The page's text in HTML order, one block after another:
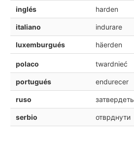
inglés harden
italiano indurare
luxemburgués häerden
polaco twardnieć
portugués endurecer
ruso затвердеть
serbio отврднути